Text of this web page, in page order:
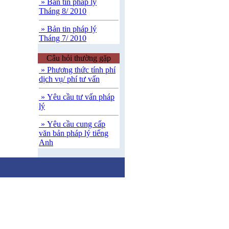
» Bản tin pháp lý
Tháng 8/ 2010
» Bản tin pháp lý
Tháng 7/ 2010
Câu hỏi thường gặp
» Phương thức tính phí
dịch vụ/ phí tư vấn
» Yêu cầu tư vấn pháp
lý
» Yêu cầu cung cấp
văn bản pháp lý tiếng
Anh